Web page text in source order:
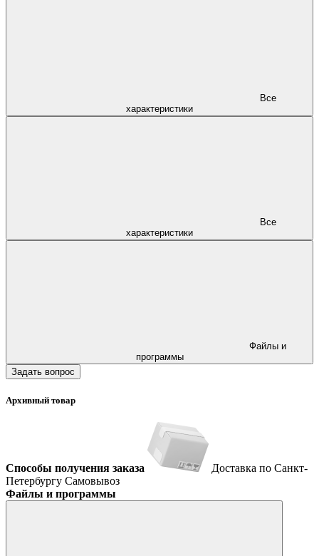
характеристики
характеристики
программы
Задать вопрос
Архивный товар
Способы получения заказа
Доставка по Санкт-
Петербургу Самовывоз
Файлы и программы